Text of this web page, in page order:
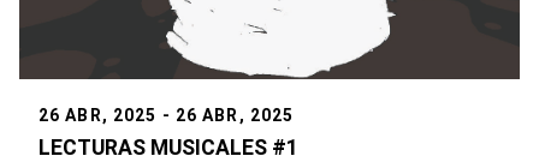
26 ABR, 2025 - 26 ABR, 2025
LECTURAS MUSICALES #1